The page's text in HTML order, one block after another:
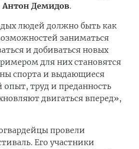
Антон Демидов.
людей должно быть как
заниматься
и добиваться новых
для них становятся
спорта и выдающиеся
опыт, труд и преданность
двигаться вперед»,
провели
Его участники